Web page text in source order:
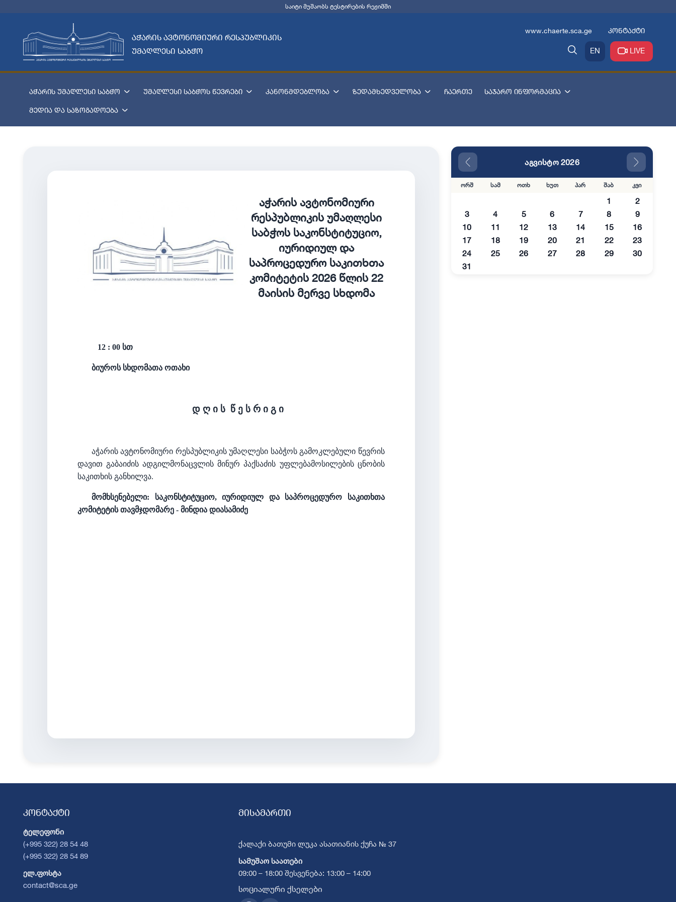
საიტი მუშაობს ტესტირების რეჟიმში
აჭარის ავტონომიური რესპუბლიკის
უმაღლესი საბჭო
www.chaerte.sca.ge კონტაქტი
EN LIVE
აჭარის უმაღლესი საბჭო უმაღლესი საბჭოს წევრები კანონმდებლობა ზედამხედველობა ჩაერთე საჯარო ინფორმაცია
მედია და საზოგადოება
აჭარის ავტონომიური
რესპუბლიკის უმაღლესი
საბჭოს საკონსტიტუციო,
იურიდიულ და
საპროცედურო საკითხთა
კომიტეტის 2026 წლის 22
მაისის მერვე სხდომა
12 : 00 სთ
ბიუროს სხდომათა ოთახი
დ ღ ი ს წ ე ს რ ი გ ი
აჭარის ავტონომიური რესპუბლიკის უმაღლესი საბჭოს გამოკლებული წევრის
დავით გაბაიძის ადგილმონაცვლის მინურ პაქსაძის უფლებამოსილების ცნობის
საკითხის განხილვა.
მომხსენებელი: საკონსტიტუციო, იურიდიულ და საპროცედურო საკითხთა
კომიტეტის თავმჯდომარე - მინდია დიასამიძე
აგვისტო 2026
ორშ სამ ოთხ ხუთ პარ შაბ კვი
1
2
3
4 5 6 7 8
9
10
11 12 13 14 15
16
17
18 19 20 21 22
23
24
25 26 27 28 29
30
31
კონტაქტი
ტელეფონი
(+995 322) 28 54 48
(+995 322) 28 54 89
ელ.ფოსტა
contact@sca.ge
მისამართი
ქალაქი ბათუმი ლუკა ასათიანის ქუჩა № 37
სამუშაო საათები
09:00 – 18:00 შესვენება: 13:00 – 14:00
სოციალური ქსელები